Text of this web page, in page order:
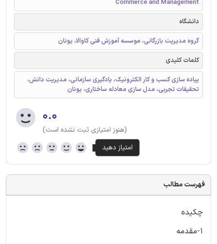
Commerce and Management
دانشگاه
گروه مدیریت بازرگانی، موسسه آموزش فنی کاوالا، یونان
کلمات کلیدی
پیاده سازی کسب و کار الکترونیک، یادگیری سازمانی، مدیریت دانش،
تحقیقات تجربی، مدل سازی معادله ساختاری، یونان
۰.۰
(هنوز امتیازی ثبت نشده است)
فهرست مطالب
چکیده
1-مقدمه